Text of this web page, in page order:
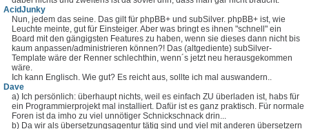
AcidJunky
Nun, jedem das seine. Das gilt für phpBB+ und subSilver. phpBB+ ist, wie
Leuchte meinte, gut für Einsteiger. Aber was bringt es ihnen "schnell" ein
Board mit den gängigsten Features zu haben, wenn sie dieses dann nicht bis
kaum anpassen/administrieren können?! Das (altgediente) subSilver-
Template wäre der Renner schlechthin, wenn´s jetzt neu herausgekommen
wäre.
Ich kann Englisch. Wie gut? Es reicht aus, sollte ich mal auswandern..
Dave
a) Ich persönlich: überhaupt nichts, weil es einfach ZU überladen ist, habs für
ein Programmierprojekt mal installiert. Dafür ist es ganz praktisch. Für normale
Foren ist da imho zu viel unnötiger Schnickschnack drin...
b) Da wir als übersetzungsagentur tätig sind und viel mit anderen übersetzern